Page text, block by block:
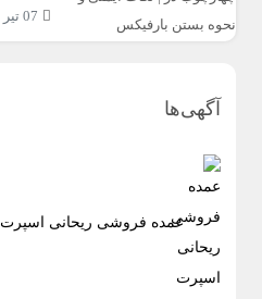
07 تیر 1405
آگهی‌ها
عمده فروشی ریحانی اسپرت